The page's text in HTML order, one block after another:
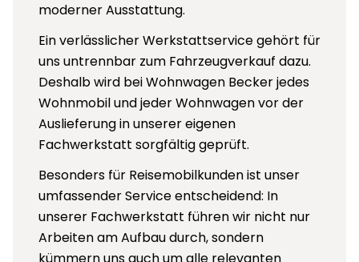
moderner Ausstattung.
Ein verlässlicher Werkstattservice gehört für
uns untrennbar zum Fahrzeugverkauf dazu.
Deshalb wird bei Wohnwagen Becker jedes
Wohnmobil und jeder Wohnwagen vor der
Auslieferung in unserer eigenen
Fachwerkstatt sorgfältig geprüft.
Besonders für Reisemobilkunden ist unser
umfassender Service entscheidend: In
unserer Fachwerkstatt führen wir nicht nur
Arbeiten am Aufbau durch, sondern